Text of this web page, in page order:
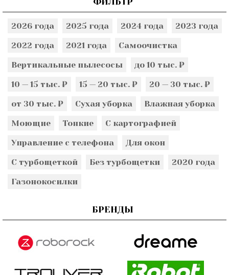
2026 года 2025 года 2024 года
2023 года
2022 года
2021 года
Самоочистка
Вертикальные пылесосы
до 10 тыс. ₽
10 — 15 тыс. ₽
15 — 20 тыс. ₽
20 — 30 тыс. ₽
от 30 тыс. ₽
Сухая уборка
Влажная уборка
Моющие
Тонкие
С картографией
Управление с телефона
Для окон
С турбощеткой
Без турбощетки
2020 года
Газонокосилки
БРЕНДЫ